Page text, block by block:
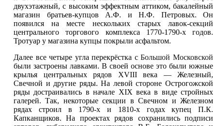
двухэтажный, с высоким эффектным аттиком, бакалейный
магазин братьев-купцов А.Ф. и Н.Ф. Петровых. Он
появился на месте нескольких старых лавок-секций
центрального торгового комплекса 1770-1790-х годов.
Тротуар у магазина купцы покрыли асфальтом.
Далее все четыре угла перекрёстка сБольшой Московской
были застроены лавками. В своей основе это были южные
крылья центральных рядов XVIII века — Железный,
Свечной и другие ряды. На левой стороне Острогожской
ряды достраивались в начале XIX века в виде стройных
галерей. Так, некоторые секции в Свечном и Железном
рядах строил в 1790-х и 1810-х годах купец П.К.
Капканщиков. На проектах рядов сохранились подписи